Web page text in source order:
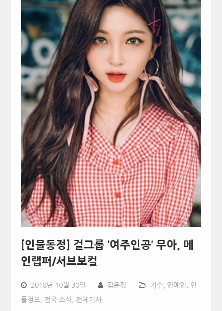
[인물동정] 걸그룹 ‘여주인공’ 무아, 메
인랩퍼/서브보컬
2018년 10월 30일 김은정 가수, 연예인 인
물정보 전국 소식 전체기사